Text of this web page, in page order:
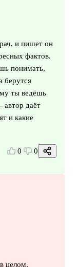
и пишет он
фактов.
понимать,
берутся
ты ведёшь
автор даёт
и какие
0 0
целом,